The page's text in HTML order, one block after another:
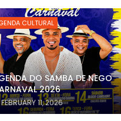
CULTURAL
DO SAMBA DE NEGO
2026
FEBRUARY 11, 2026